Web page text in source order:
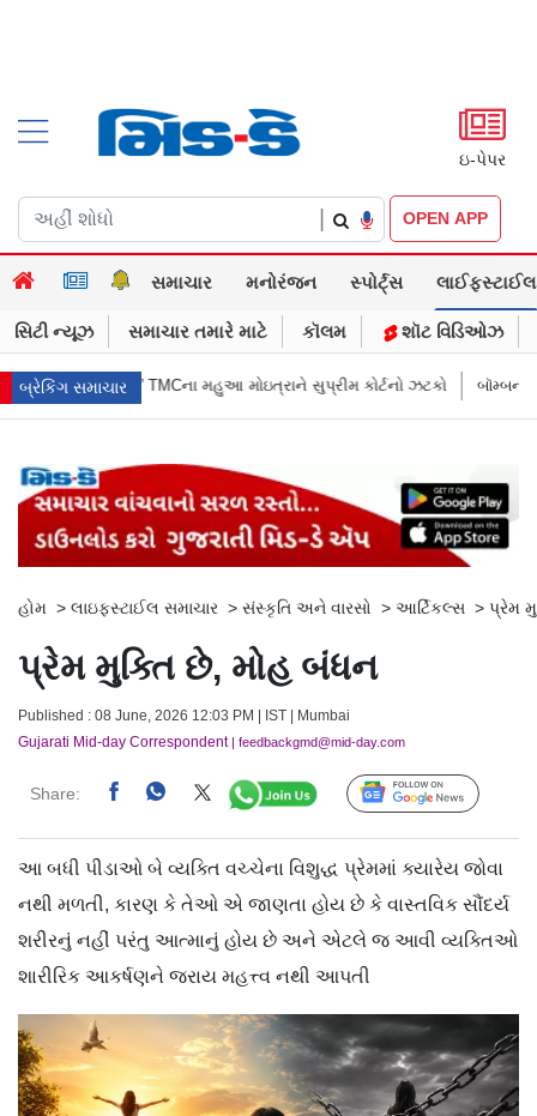
ઇ-પેપર
OPEN APP
સમાચાર મનોરંજન સ્પોર્ટ્સ લાઈફસ્ટાઈલ
સિટી ન્યૂઝ સમાચાર તમારે માટે કૉલમ શૉટ વિડિઓઝ
બ્રેકિંગ સમાચાર
સુપ્રીમ કોર્ટનો ઝટકો બૉમ્બની ધમકી બાદ મુંબઈમાં હાઈ ઍલર્ટ: શહેરની
હોમ > લાઇફસ્ટાઈલ સમાચાર > સંસ્કૃતિ અને વારસો > આર્ટિકલ્સ > પ્રેમ
પ્રેમ મુક્તિ છે, મોહ બંધન
Published : 08 June, 2026 12:03 PM | IST | Mumbai
Gujarati Mid-day Correspondent| feedbackgmd@mid-day.com
Share: Follow Us
આ બધી પીડાઓ બે વ્યક્તિ વચ્ચેના વિશુદ્ધ પ્રેમમાં ક્યારેય જોવા
નથી મળતી, કારણ કે તેઓ એ જાણતા હોય છે કે વાસ્તવિક સૌંદર્ય
શરીરનું નહીં પરંતુ આત્માનું હોય છે અને એટલે જ આવી વ્યક્તિઓ
શારીરિક આકર્ષણને જરાય મહત્ત્વ નથી આપતી